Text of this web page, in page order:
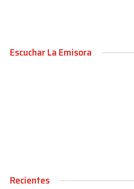
Escuchar La Emisora
Recientes